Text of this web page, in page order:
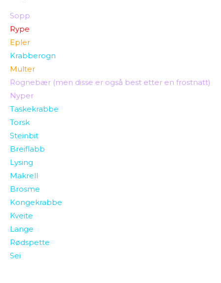
Sopp
Rype
Epler
Krabberogn
Multer
Rognebær (men disse er også best etter en frostnatt)
Nyper
Taskekrabbe
Torsk
Steinbit
Breiflabb
Lysing
Makrell
Brosme
Kongekrabbe
Kveite
Lange
Rødspette
Sei